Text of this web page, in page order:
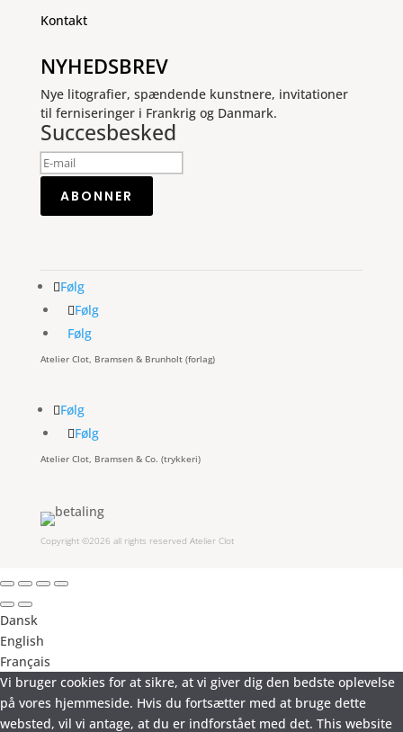
Kontakt
NYHEDSBREV
Nye litografier, spændende kunstnere, invitationer
til ferniseringer i Frankrig og Danmark.
Succesbesked
ABONNER
Følg
Følg
Følg
Atelier Clot, Bramsen & Brunholt (forlag)
Følg
Følg
Atelier Clot, Bramsen & Co. (trykkeri)
Copyright ©2026 all rights reserved Atelier Clot
Dansk
English
Français
Vi bruger cookies for at sikre, at vi giver dig den bedste oplevelse
på vores hjemmeside. Hvis du fortsætter med at bruge dette
websted, vil vi antage, at du er indforstået med det. This website